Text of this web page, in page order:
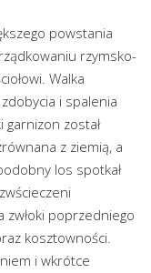
powstania
rzymsko-
Walka
i spalenia
został
z ziemią, a
los spotkał
zwłoki poprzedniego
kosztowności.
i wkrótce